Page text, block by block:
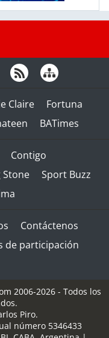
Claire
Fortuna
BATimes
Contigo
Stone
Sport Buzz
Contáctenos
de participación
2006-2026 - Todos los
Piro.
número 5346433